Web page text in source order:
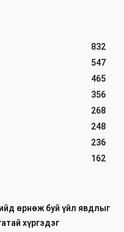
832
547
465
356
268
248
236
162
өрнөж буй үйл явдлыг
хүргэдэг